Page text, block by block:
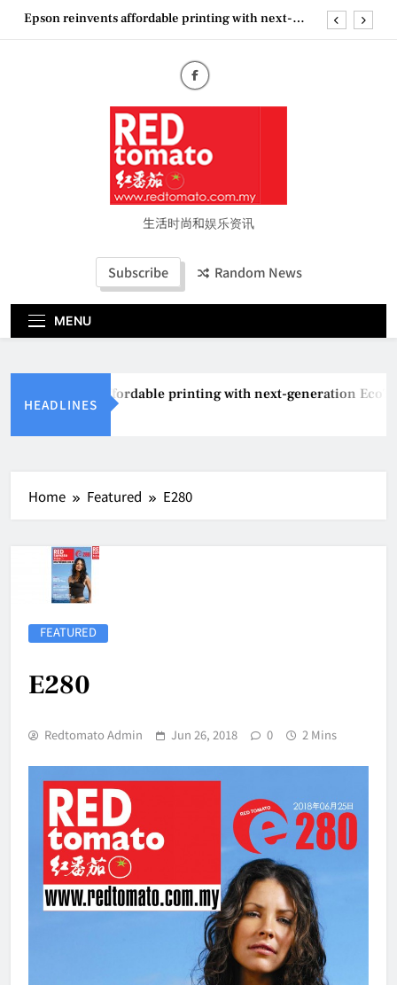
SkipCouture Fashion Week Malaysia 2026– Press
妈妈提供分享剖腹产复原历程的空间
2026 全国房地产大奖创历史纪录 见证马来西亚房
地产经纪行业蓬勃发展
Epson reinvents affordable printing with next-
generation EcoTank Series
Couture Fashion Week Malaysia 2026– Press
“See Her Heal – 1,000 Untold Stories” 为马来西亚
妈妈提供分享剖腹产复原历程的空间
地产经纪行业蓬勃发展
生活时尚和娱乐资讯
Subscribe Random News
MENU
HEADLINES
reinvents affordable printing with next-generation EcoTank
2026
Home Featured E280
FEATURED
E280
Redtomato Admin Jun 26, 2018 0 2 Mins